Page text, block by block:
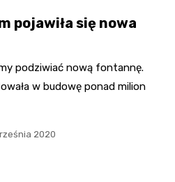
pojawiła się nowa
podziwiać nową fontannę.
w budowę ponad milion
2020